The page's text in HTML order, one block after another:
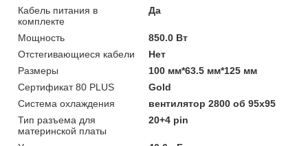
Кабель питания в
комплекте
Да
Мощность
850.0 Вт
Отстегивающиеся кабели
Нет
Размеры
100 мм*63.5 мм*125 мм
Сертификат 80 PLUS
Gold
Система охлаждения
вентилятор 2800 об 95х95
Тип разъема для
материнской платы
20+4 pin